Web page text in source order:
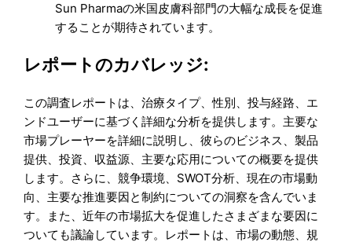
Sun Pharmaの米国皮膚科部門の大幅な成長を促進
することが期待されています。
レポートのカバレッジ:
この調査レポートは、治療タイプ、性別、投与経路、エ
ンドユーザーに基づく詳細な分析を提供します。主要な
市場プレーヤーを詳細に説明し、彼らのビジネス、製品
提供、投資、収益源、主要な応用についての概要を提供
します。さらに、競争環境、SWOT分析、現在の市場動
向、主要な推進要因と制約についての洞察を含んでいま
す。また、近年の市場拡大を促進したさまざまな要因に
ついても議論しています。レポートは、市場の動態、規